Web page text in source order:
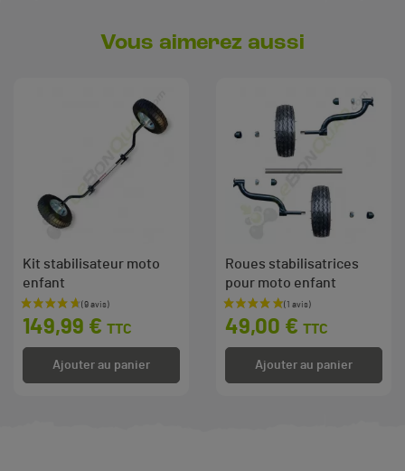
Vous aimerez aussi
Kit stabilisateur moto
enfant
Prix
149,99 € TTC
Ajouter au panier
Roues stabilisatrices
pour moto enfant
Prix
49,00 € TTC
Ajouter au panier